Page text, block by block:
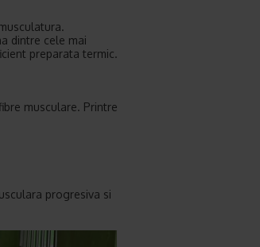
dintre cele mai
preparata termic.
musculare. Printre
progresiva si